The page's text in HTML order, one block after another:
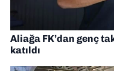
Aliağa FK’dan genç
katıldı